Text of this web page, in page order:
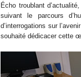
Écho troublant
suivant le parcours
d’interrogations sur
souhaité dédicacer cette